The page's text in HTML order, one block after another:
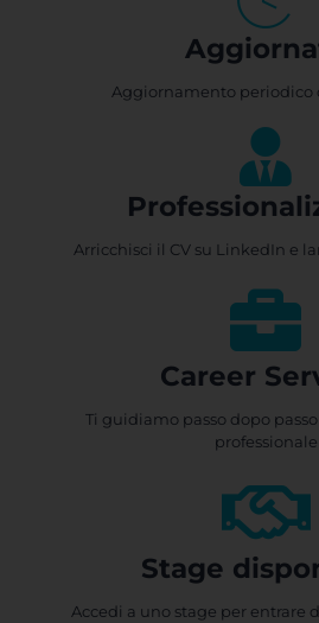
Aggiornamento periodico
Arricchisci il CV su LinkedIn e
Career
Ti guidiamo passo dopo
professionale
Stage
Accedi a uno stage per entrare